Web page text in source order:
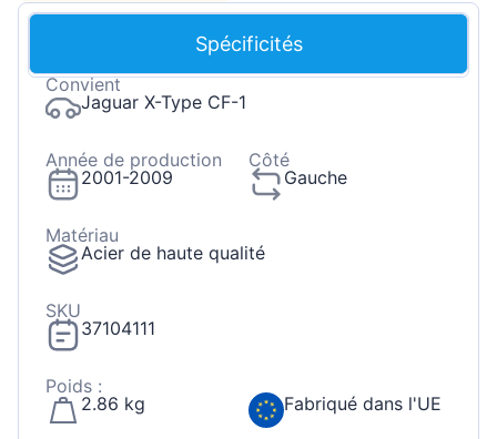
Spécificités
Convient
Jaguar X-Type CF-1
Année de production
2001-2009
Côté
Gauche
Matériau
Acier de haute qualité
SKU
37104111
Poids :
2.86 kg
Fabriqué dans l'UE